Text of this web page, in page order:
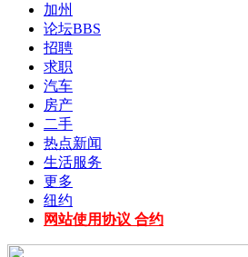
加州
论坛BBS
招聘
求职
汽车
房产
二手
热点新闻
生活服务
更多
纽约
网站使用协议 合约